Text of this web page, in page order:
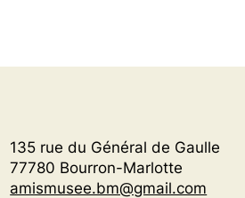
135 rue du Général de Gaulle
77780 Bourron-Marlotte
amismusee.bm@gmail.com